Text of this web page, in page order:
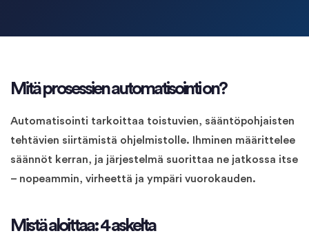
Mitä prosessien automatisointi on?
Automatisointi tarkoittaa toistuvien, sääntöpohjaisten
tehtävien siirtämistä ohjelmistolle. Ihminen määrittelee
säännöt kerran, ja järjestelmä suorittaa ne jatkossa itse
– nopeammin, virheettä ja ympäri vuorokauden.
Mistä aloittaa: 4 askelta